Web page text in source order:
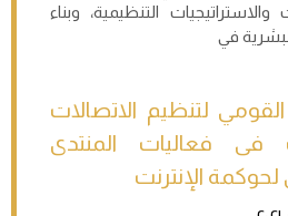
والاستراتيجيات التنظيمية، وبناء
في
القومي لتنظيم الاتصالات
فى فعاليات المنتدى
لحوكمة الإنترنت